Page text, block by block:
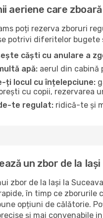
aeriene care
poți rezerva zboruri
potrivi diferitelor
căști cu anulare a
apă: aerul din cabină
ți locul cu înțelepciune:
cu copii, rezervarea
te regulat: ridică-te și
un zbor de la Iași
zbor de la Iași la
în timp ce zborurile
opțiuni de călătorie.
și mai convenabile